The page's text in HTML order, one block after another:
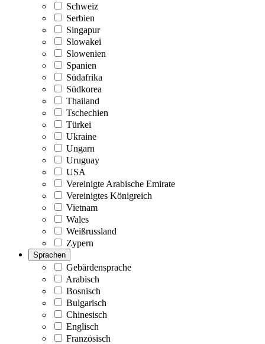
Schweiz
Serbien
Singapur
Slowakei
Slowenien
Spanien
Südafrika
Südkorea
Thailand
Tschechien
Türkei
Ukraine
Ungarn
Uruguay
USA
Vereinigte Arabische Emirate
Vereinigtes Königreich
Vietnam
Wales
Weißrussland
Zypern
Sprachen
Gebärdensprache
Arabisch
Bosnisch
Bulgarisch
Chinesisch
Englisch
Französisch